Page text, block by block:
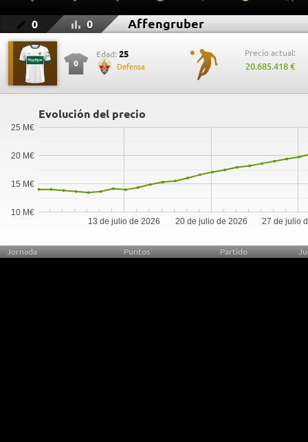
0 0 Affengruber
0
Edad: 25
Defensa
Precio actual:
20.685.418 €
Evolución del precio
13 de julio de 2026 20 de julio de 2026 27 de julio
10 M€
15 M€
20 M€
25 M€
Jornada Puntos Partido